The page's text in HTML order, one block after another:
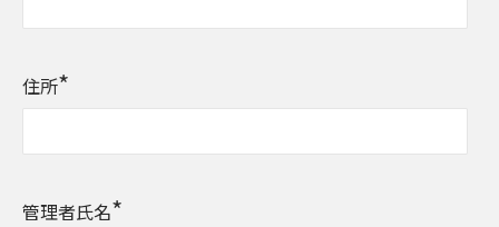
住所*
管理者氏名*